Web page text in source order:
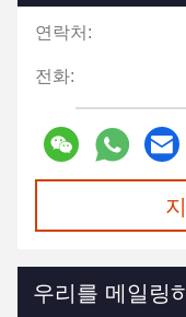
연락처:
전화:
우리를 메일링